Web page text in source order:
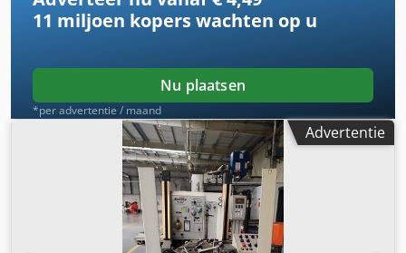
11 miljoen koperswachten op u
Nu plaatsen
*per advertentie / maand
Advertentie